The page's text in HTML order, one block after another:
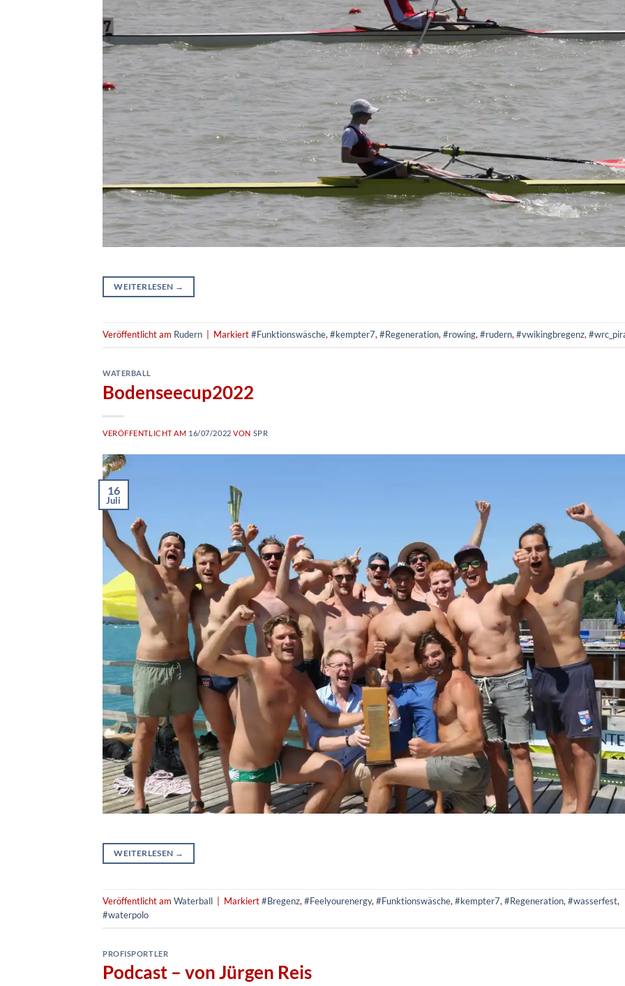
WEITERLESEN →
Veröffentlicht am Rudern Markiert#Funktionswäsche,#kempter7,#Regeneration,#rowing,#rudern,#vwikingbregenz,
WATERBALL
Bodenseecup2022
VERÖFFENTLICHT AM 16/07/2022 VON SPR
16
Juli
WEITERLESEN →
Veröffentlicht am Waterball Markiert#Bregenz, #Feelyourenergy, #Funktionswäsche, #kempter7, #Regeneration, #wasserfest,
#waterpolo
PROFISPORTLER
Podcast – von Jürgen Reis